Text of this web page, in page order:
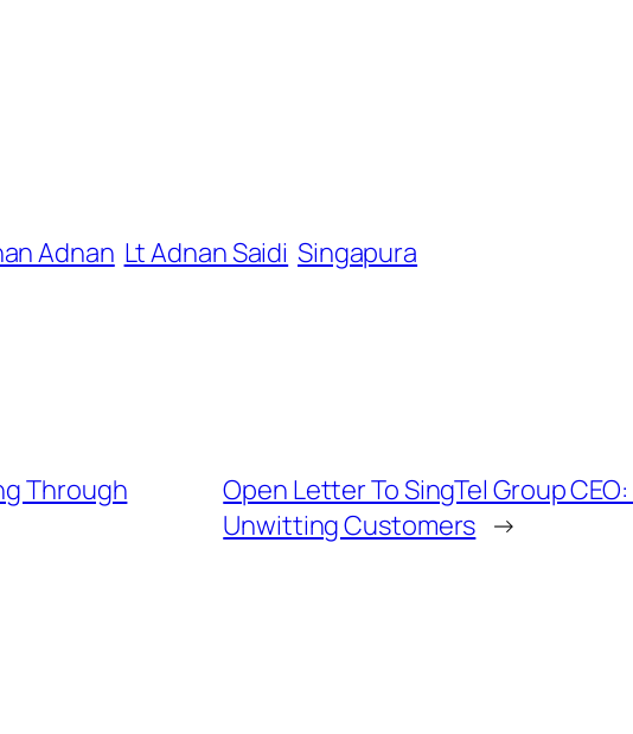
Adnan Lt Adnan Saidi Singapura
Through
Open Letter To SingTel Group
Unwitting Customers →